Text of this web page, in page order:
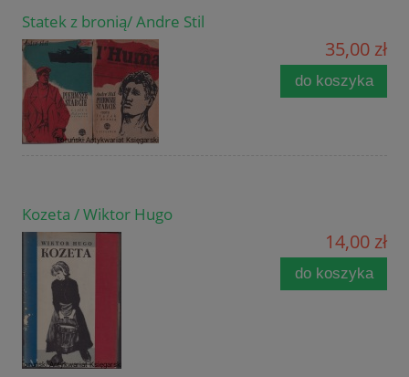
Statek z bronią/ Andre Stil
35,00 zł
do koszyka
Kozeta / Wiktor Hugo
14,00 zł
do koszyka